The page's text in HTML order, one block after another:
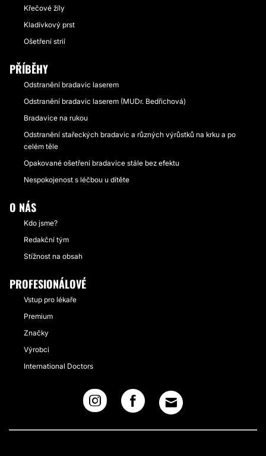
Křečové žíly
Kladívkový prst
Ošetření strií
PŘÍBĚHY
Odstranění bradavic laserem
Odstranění bradavic laserem (MUDr. Bedřichová)
Bradavice na rukou
Odstranění stařeckých bradavic a různých výrůstků na krku a po
celém těle
Opakované ošetření bradavice stále bez efektu
Nespokojenost s léčbou u dítěte
O NÁS
Kdo jsme?
Redakční tým
Stížnost na obsah
PROFESIONÁLOVÉ
Vstup pro lékaře
Premium
Značky
Výrobci
International Doctors